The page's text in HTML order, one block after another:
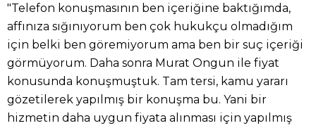
"Telefon konuşmasının ben içeriğine baktığımda,
affınıza sığınıyorum ben çok hukukçu olmadığım
için belki ben göremiyorum ama ben bir suç içeriği
görmüyorum. Daha sonra Murat Ongun ile fiyat
konusunda konuşmuştuk. Tam tersi, kamu yararı
gözetilerek yapılmış bir konuşma bu. Yani bir
hizmetin daha uygun fiyata alınması için yapılmış